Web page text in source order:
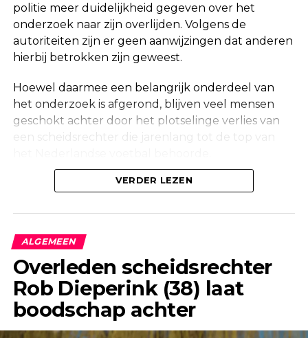
politie meer duidelijkheid gegeven over het
onderzoek naar zijn overlijden. Volgens de
autoriteiten zijn er geen aanwijzingen dat anderen
hierbij betrokken zijn geweest.
Hoewel daarmee een belangrijk onderdeel van
het onderzoek is afgerond, blijven veel mensen
geschokt achter door het plotselinge verlies van
een scheidsrechter die jarenlang tot de top van
Onderzoek na vondst in woning
Maandag werd in een woning aan de Korte
Molenstraat in Borculo een overleden persoon
aangetroffen. Kort daarna bevestigde de politie
dat er onderzoek werd gedaan naar de
omstandigheden van het overlijden.
Ook een forensisch onderzoeksteam kwam ter
plaatse om de situatie zorgvuldig in kaart te
VERDER LEZEN
ALGEMEEN
Overleden scheidsrechter
Rob Dieperink (38) laat
boodschap achter